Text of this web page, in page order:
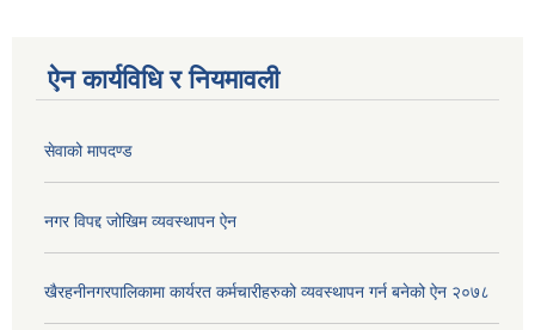
ऐन कार्यविधि र नियमावली
सेवाको मापदण्ड
नगर विपद्द जोखिम व्यवस्थापन ऐन
खैरहनीनगरपालिकामा कार्यरत कर्मचारीहरुको व्यवस्थापन गर्न बनेको ऐन २०७८